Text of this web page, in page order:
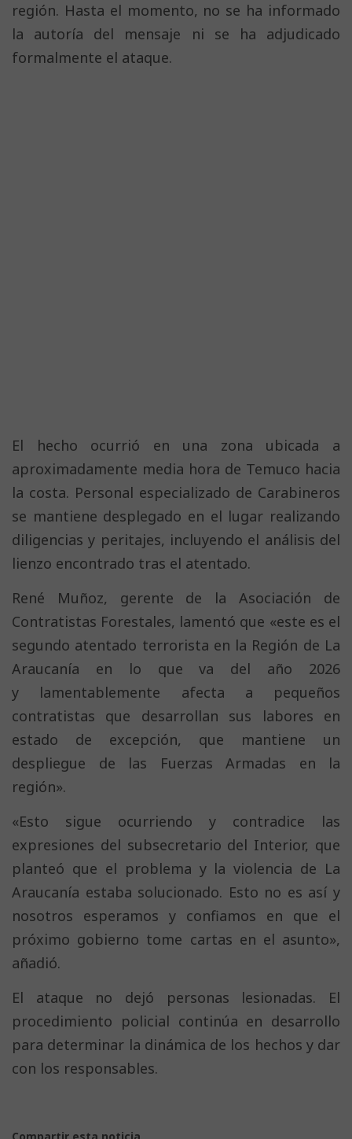
región. Hasta el momento, no se ha informado
la autoría del mensaje ni se ha adjudicado
formalmente el ataque.
El hecho ocurrió en una zona ubicada a
aproximadamente media hora de Temuco hacia
la costa. Personal especializado de Carabineros
se mantiene desplegado en el lugar realizando
diligencias y peritajes, incluyendo el análisis del
lienzo encontrado tras el atentado.
René Muñoz, gerente de la Asociación de
Contratistas Forestales, lamentó que «este es el
segundo atentado terrorista en la Región de La
Araucanía en lo que va del año 2026
y lamentablemente afecta a pequeños
contratistas que desarrollan sus labores en
estado de excepción, que mantiene un
despliegue de las Fuerzas Armadas en la
región».
«Esto sigue ocurriendo y contradice las
expresiones del subsecretario del Interior, que
planteó que el problema y la violencia de La
Araucanía estaba solucionado. Esto no es así y
nosotros esperamos y confiamos en que el
próximo gobierno tome cartas en el asunto»,
añadió.
El ataque no dejó personas lesionadas. El
procedimiento policial continúa en desarrollo
para determinar la dinámica de los hechos y dar
con los responsables.